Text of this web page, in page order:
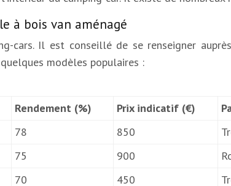
à bois van aménagé
cars. Il est conseillé de se renseigner
modèles populaires :
Rendement (%) Prix indicatif (€)
78 850
75 900
70 450